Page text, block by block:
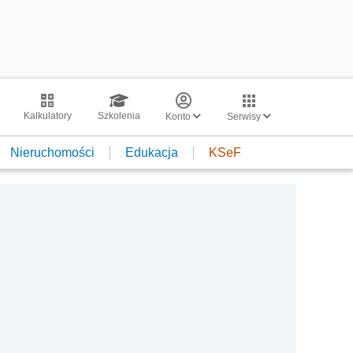
Kalkulatory Szkolenia Konto Serwisy
Nieruchomości Edukacja KSeF